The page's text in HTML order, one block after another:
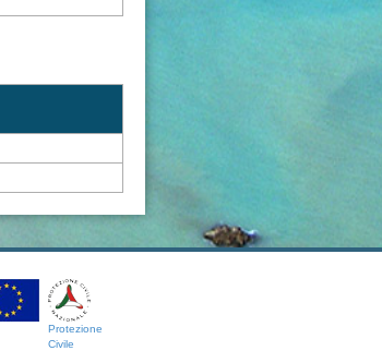
Protezione
Civile